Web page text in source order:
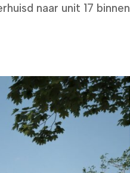
naar unit 17 binnen